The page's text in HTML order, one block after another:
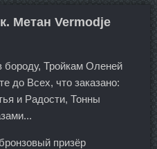
Метан Vermodje
Тройкам Оленей
до Всех, что заказано:
и Радости, Тонны
призёр